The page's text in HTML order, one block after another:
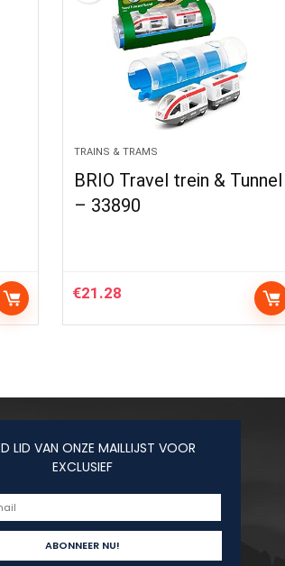
TRAINS & TRAMS
BRIO Travel trein & Tunnel
– 33890
€21.28
LID VAN ONZE MAILLIJST VOOR
EXCLUSIEF